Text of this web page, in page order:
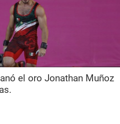
el oro Jonathan Muñoz